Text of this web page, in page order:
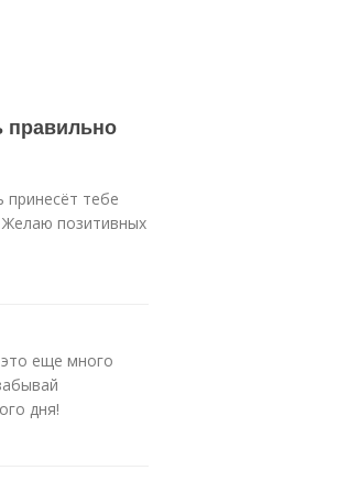
правильно
тебе
Желаю позитивных
еще много
дня!